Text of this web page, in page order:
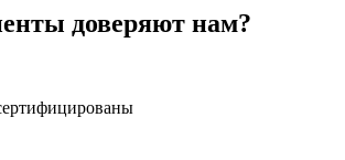
доверяют нам?